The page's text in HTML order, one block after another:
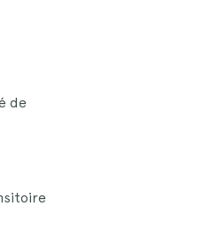
de